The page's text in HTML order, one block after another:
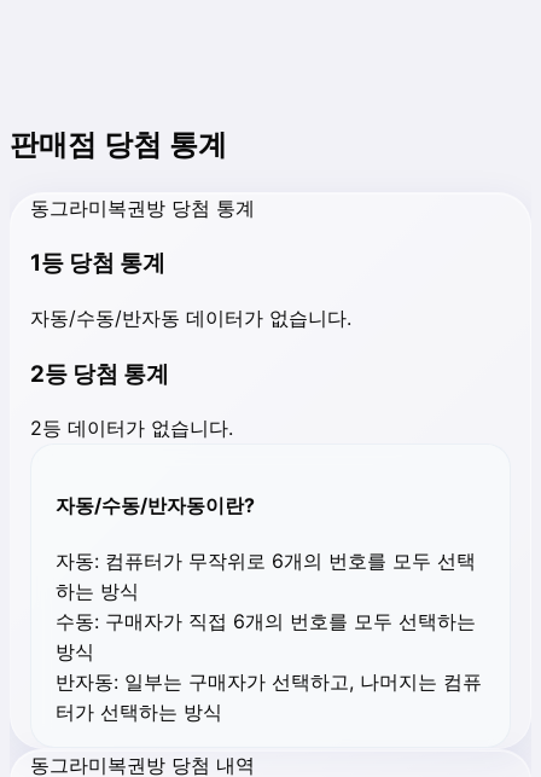
판매점 당첨 통계
동그라미복권방 당첨 통계
1등 당첨 통계
자동/수동/반자동 데이터가 없습니다.
2등 당첨 통계
2등 데이터가 없습니다.
자동/수동/반자동이란?
자동: 컴퓨터가 무작위로 6개의 번호를 모두 선택
하는 방식
수동: 구매자가 직접 6개의 번호를 모두 선택하는
방식
반자동: 일부는 구매자가 선택하고, 나머지는 컴퓨
터가 선택하는 방식
동그라미복권방 당첨 내역